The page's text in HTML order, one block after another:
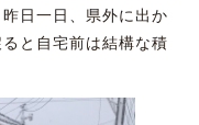
日一日、県外に出か
と自宅前は結構な積